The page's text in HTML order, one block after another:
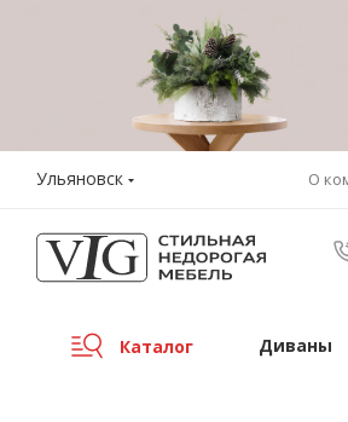
Ульяновск О
Каталог Диваны